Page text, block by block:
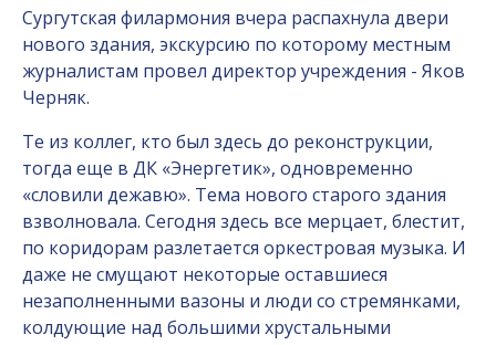
Сургутская филармония вчера распахнула двери
нового здания, экскурсию по которому местным
журналистам провел директор учреждения - Яков
Черняк.
Те из коллег, кто был здесь до реконструкции,
тогда еще в ДК «Энергетик», одновременно
«словили дежавю». Тема нового старого здания
взволновала. Сегодня здесь все мерцает, блестит,
по коридорам разлетается оркестровая музыка. И
даже не смущают некоторые оставшиеся
незаполненными вазоны и люди со стремянками,
колдующие над большими хрустальными